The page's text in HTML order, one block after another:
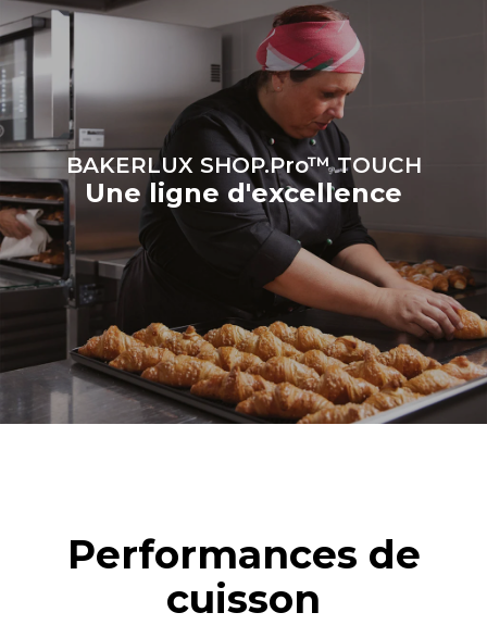
il est connecté; ces
dernières peuvent être
éliminées en choisissant
d'acheter de l'énergie
produite à partir de sources
renouvelables.
Gas Protocol
BAKERLUX SHOP.Pro™ TOUCH
Une ligne d'excellence
Performances de
cuisson